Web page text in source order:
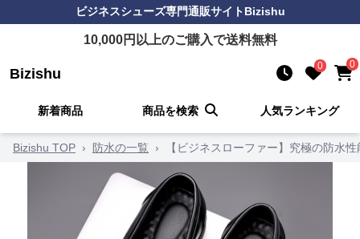
ビジネスシューズ専門通販サイトBizishu
10,000円以上のご購入で送料無料
Bizishu 0 0
新着商品 商品を検索 人気ランキング
Bizishu TOP › 防水の一覧 › 【ビジネスローファー】究極の防水性